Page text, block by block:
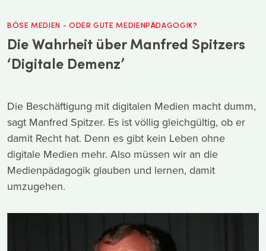
BÖSE MEDIEN - ODER GUTE MEDIENPÄDAGOGIK?
Die Wahrheit über Manfred Spitzers
‘Digitale Demenz’
Die Beschäftigung mit digitalen Medien macht dumm,
sagt Manfred Spitzer. Es ist völlig gleichgültig, ob er
damit Recht hat. Denn es gibt kein Leben ohne
digitale Medien mehr. Also müssen wir an die
Medienpädagogik glauben und lernen, damit
umzugehen.